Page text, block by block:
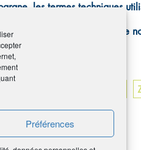
Préférences
les termes techniques
à votre disposition.
aussi à nous proposer de
Mutualisation